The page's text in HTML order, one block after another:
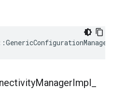
ManagerImpl